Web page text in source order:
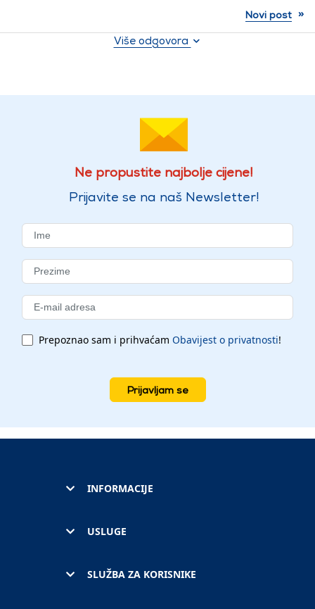
Novi post »
Više odgovora
Ne propustite najbolje cijene!
Prijavite se na naš Newsletter!
Prepoznao sam i prihvaćam Obavijest o privatnosti!
Prijavljam se
INFORMACIJE
USLUGE
SLUŽBA ZA KORISNIKE